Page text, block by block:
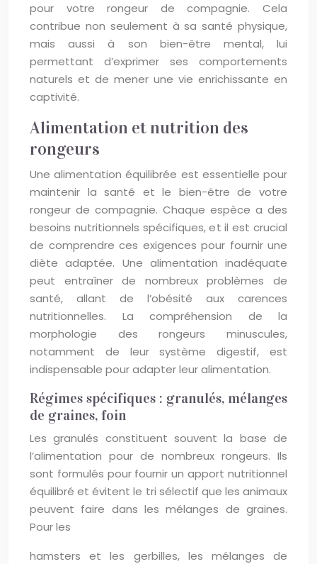
pour votre rongeur de compagnie. Cela
contribue non seulement à sa santé physique,
mais aussi à son bien-être mental, lui
permettant d’exprimer ses comportements
naturels et de mener une vie enrichissante en
captivité.
Alimentation et nutrition des
rongeurs
Une alimentation équilibrée est essentielle pour
maintenir la santé et le bien-être de votre
rongeur de compagnie. Chaque espèce a des
besoins nutritionnels spécifiques, et il est crucial
de comprendre ces exigences pour fournir une
diète adaptée. Une alimentation inadéquate
peut entraîner de nombreux problèmes de
santé, allant de l’obésité aux carences
nutritionnelles. La compréhension de la
morphologie des rongeurs minuscules,
notamment de leur système digestif, est
indispensable pour adapter leur alimentation.
Régimes spécifiques : granulés, mélanges
de graines, foin
Les granulés constituent souvent la base de
l’alimentation pour de nombreux rongeurs. Ils
sont formulés pour fournir un apport nutritionnel
équilibré et évitent le tri sélectif que les animaux
peuvent faire dans les mélanges de graines.
Pour les
hamsters et les gerbilles, les mélanges de